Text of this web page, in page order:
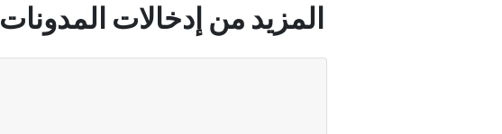
المزيد من إدخالات المدونات